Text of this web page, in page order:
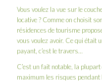
Vous voulez la vue sur le
locative ? Comme on choisit
résidences de tourisme
vous voulez avoir. Ce qui était
payant, c’est le travers…
C’est un fait notable, la
maximum les risques pendant